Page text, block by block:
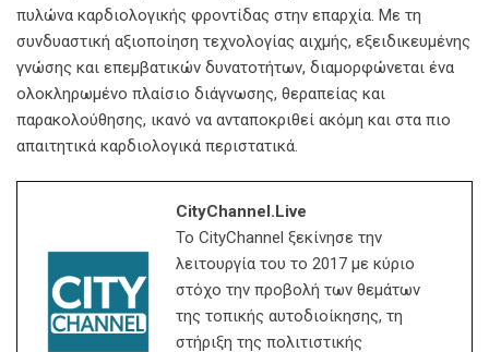
πυλώνα καρδιολογικής φροντίδας στην επαρχία. Με τη
συνδυαστική αξιοποίηση τεχνολογίας αιχμής, εξειδικευμένης
γνώσης και επεμβατικών δυνατοτήτων, διαμορφώνεται ένα
ολοκληρωμένο πλαίσιο διάγνωσης, θεραπείας και
παρακολούθησης, ικανό να ανταποκριθεί ακόμη και στα πιο
απαιτητικά καρδιολογικά περιστατικά.
CityChannel.live
Το CityChannel ξεκίνησε την
λειτουργία του το 2017 με κύριο
στόχο την προβολή των θεμάτων
της τοπικής αυτοδιοίκησης, τη
στήριξη της πολιτιστικής